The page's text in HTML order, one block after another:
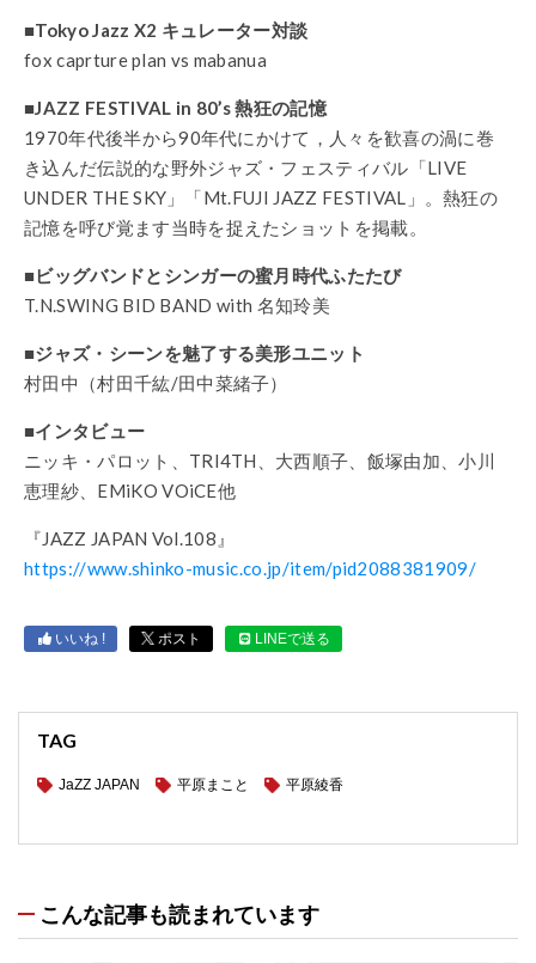
■Tokyo Jazz X2 キュレーター対談
fox caprture plan vs mabanua
■JAZZ FESTIVAL in 80’s 熱狂の記憶
1970年代後半から90年代にかけて，人々を歓喜の渦に巻
き込んだ伝説的な野外ジャズ・フェスティバル「LIVE
UNDER THE SKY」「Mt.FUJI JAZZ FESTIVAL」。熱狂の
記憶を呼び覚ます当時を捉えたショットを掲載。
■ビッグバンドとシンガーの蜜月時代ふたたび
T.N.SWING BID BAND with 名知玲美
■ジャズ・シーンを魅了する美形ユニット
村田中（村⽥千紘/⽥中菜緒⼦）
■インタビュー
ニッキ・パロット、TRI4TH、大西順子、飯塚由加、小川
恵理紗、EMiKO VOiCE他
『JAZZ JAPAN Vol.108』
https://www.shinko-music.co.jp/item/pid2088381909/
いいね ! ポスト LINEで送る
TAG
JaZZ JAPAN 平原まこと 平原綾香
こんな記事も読まれています